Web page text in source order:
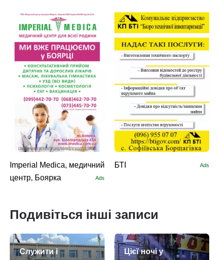
Imperial Medica, медичний
центр, Боярка
Ads
БТІ Ads
Подивіться інші записи
Служити і Цієї ночі у